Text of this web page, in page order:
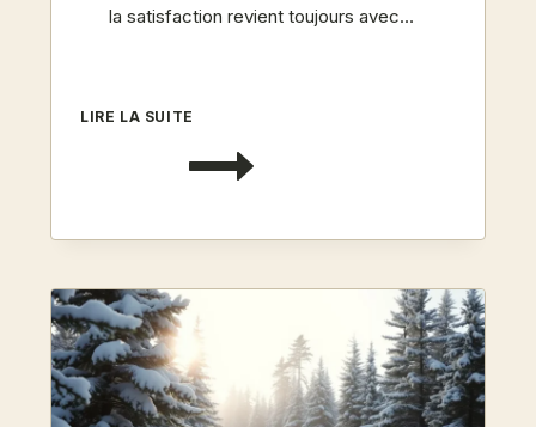
la satisfaction revient toujours avec…
LIRE LA SUITE
DRÔME
PROVENÇALE
SUD